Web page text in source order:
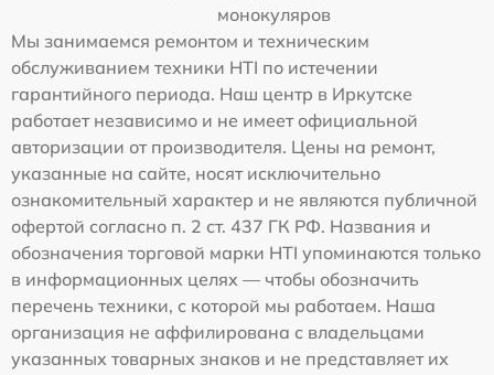
монокуляров
Мы занимаемся ремонтом и техническим
обслуживанием техники HTI по истечении
гарантийного периода. Наш центр в Иркутске
работает независимо и не имеет официальной
авторизации от производителя. Цены на ремонт,
указанные на сайте, носят исключительно
ознакомительный характер и не являются публичной
офертой согласно п. 2 ст. 437 ГК РФ. Названия и
обозначения торговой марки HTI упоминаются только
в информационных целях — чтобы обозначить
перечень техники, с которой мы работаем. Наша
организация не аффилирована с владельцами
указанных товарных знаков и не представляет их